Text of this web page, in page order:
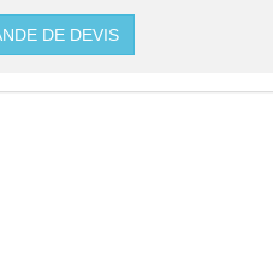
DE DEVIS